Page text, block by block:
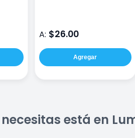
A: $26.00
Agregar
necesitas está en